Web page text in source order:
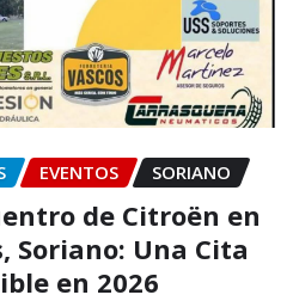
EVENTOS SORIANO
de Citroën en
Soriano: Una Cita
en 2026